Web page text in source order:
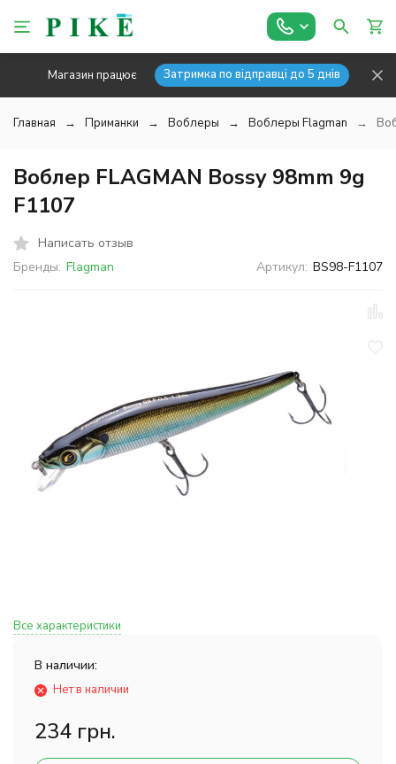
Магазин працює Затримка по відправці до 5 днів
Главная Приманки Воблеры Воблеры Flagman
Воблер FLAGMAN Bossy 98mm 9g
F1107
Написать отзыв
Бренды: Flagman Артикул: BS98-F1107
Все характеристики
В наличии:
Нет в наличии
234 грн.